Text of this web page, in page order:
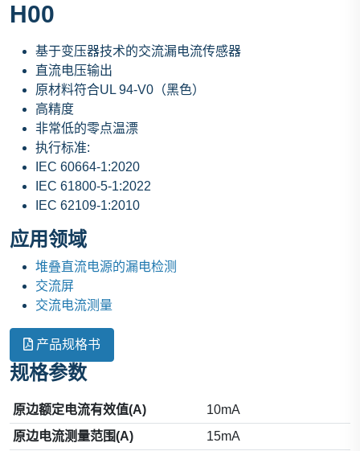
H00
基于变压器技术的交流漏电流传感器
直流电压输出
原材料符合UL 94-V0（黑色）
高精度
非常低的零点温漂
执行标准:
IEC 60664-1:2020
IEC 61800-5-1:2022
IEC 62109-1:2010
应用领域
堆叠直流电源的漏电检测
交流屏
交流电流测量
产品规格书
规格参数
原边额定电流有效值(A)
10mA
原边电流测量范围(A)
15mA